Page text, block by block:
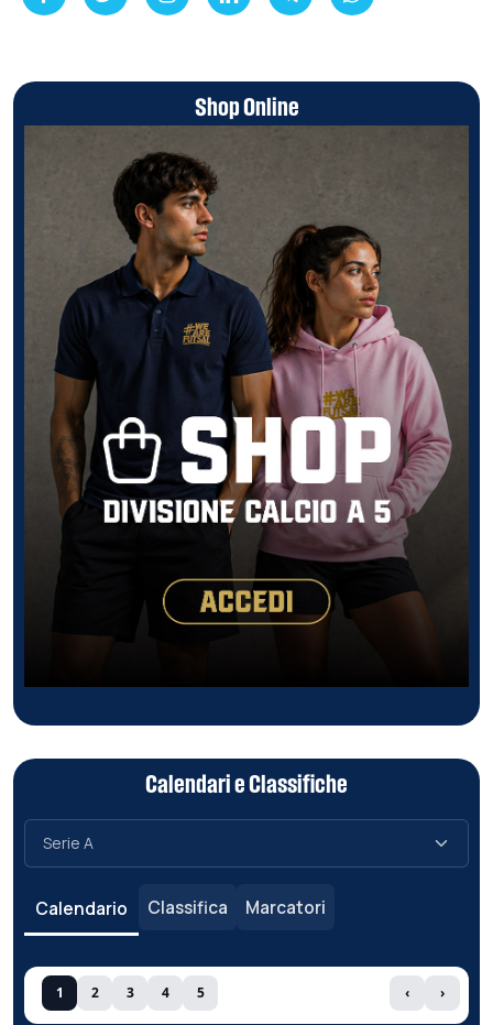
Shop Online
Calendari e Classifiche
Calendario Classifica Marcatori
1 2 3 4 5 ‹ ›